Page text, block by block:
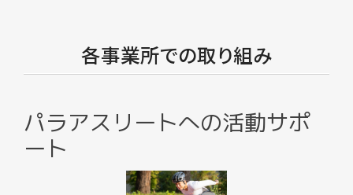
各事業所での取り組み
パラアスリートへの活動サポ
ート